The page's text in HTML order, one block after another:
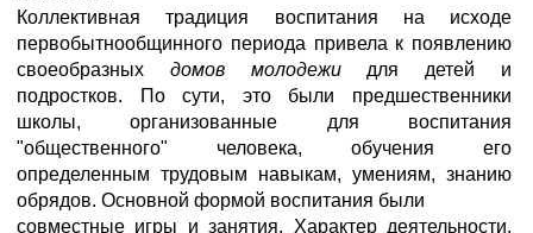
Коллективная традиция воспитания на исходе
первобытнообщинного периода привела к появлению
своеобразных домов молодежи для детей и
подростков. По сути, это были предшественники
школы, организованные для воспитания
"общественного" человека, обучения его
определенным трудовым навыкам, умениям, знанию
обрядов. Основной формой воспитания были
совместные игры и занятия. Характер деятельности,